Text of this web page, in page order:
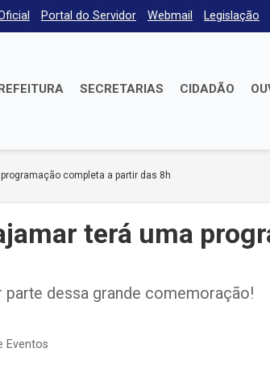
Portal do Servidor Webmail Legislação
SECRETARIAS CIDADÃO
completa a partir das 8h
terá uma
dessa grande comemoração!
Eventos